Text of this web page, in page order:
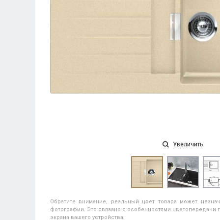
Увеличить
Обратите внимание, реальный цвет товара может
фотографии. Это связано с особенностями цветопередачи
экрана вашего устройства.